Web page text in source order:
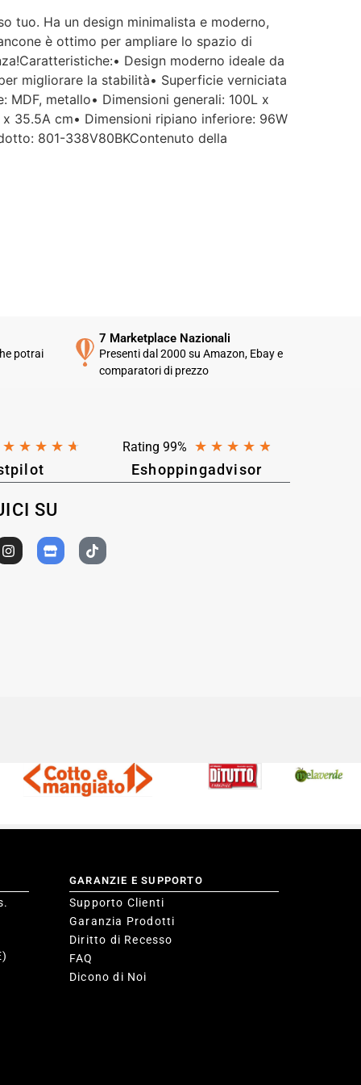
tuo. Ha un design minimalista e moderno,
è ottimo per ampliare lo spazio di
Design moderno ideale da
migliorare la stabilità• Superficie verniciata
metallo• Dimensioni generali: 100L x
35.5A cm• Dimensioni ripiano inferiore: 96W
801-338V80BKContenuto della
potrai
7 Marketplace Nazionali
Presenti dal 2000 su Amazon, Ebay e
comparatori di prezzo
★ ★ ★ ★ ★ Rating 99% ★ ★ ★ ★ ★
Eshoppingadvisor
SU
GARANZIE E SUPPORTO
Supporto Clienti
Garanzia Prodotti
Diritto di Recesso
FAQ
Dicono di Noi